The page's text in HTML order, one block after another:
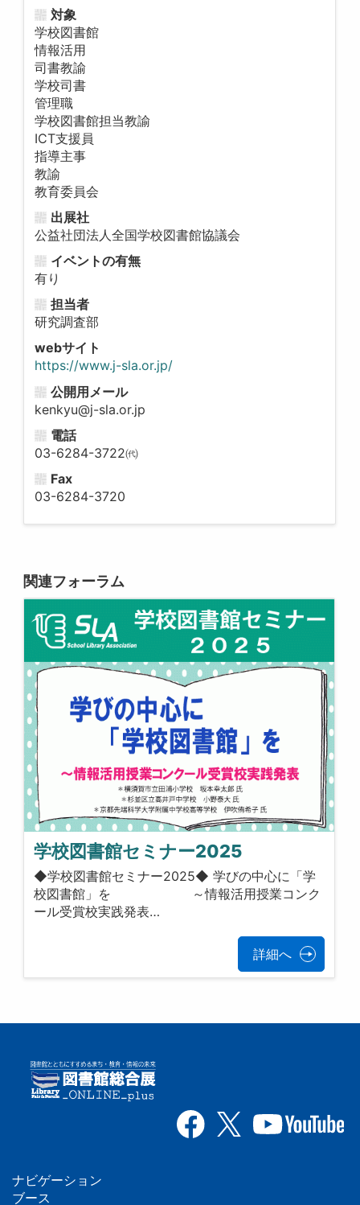
対象
学校図書館
情報活用
司書教諭
学校司書
管理職
学校図書館担当教諭
ICT支援員
指導主事
教諭
教育委員会
出展社
公益社団法人全国学校図書館協議会
イベントの有無
有り
担当者
研究調査部
webサイト
https://www.j-sla.or.jp/
公開用メール
kenkyu@j-sla.or.jp
電話
03-6284-3722㈹
Fax
03-6284-3720
関連フォーラム
学校図書館セミナー2025
◆学校図書館セミナー2025◆ 学びの中心に「学
校図書館」を ～情報活用授業コンク
ール受賞校実践発表…
詳細へ
ナビゲーション
ブース